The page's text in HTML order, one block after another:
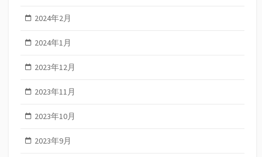
2024年2月
2024年1月
2023年12月
2023年11月
2023年10月
2023年9月